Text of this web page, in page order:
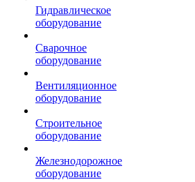
Гидравлическое
оборудование
Сварочное
оборудование
Вентиляционное
оборудование
Строительное
оборудование
Железнодорожное
оборудование